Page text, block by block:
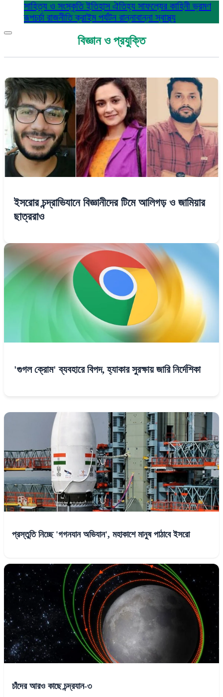
সাহিত্য ও সংস্কৃতিইতিহাস ঐতিহ্য সাফল্যের কাহিনীভ্রমণ
রূপচর্চা রাজনীতিক্রাইম পর্যটন রান্নাবান্নাস্বাস্থ্য
বিজ্ঞান ও প্রযুক্তি
ইসরোর চন্দ্রাভিযানে বিজ্ঞানীদের টিমে আলিগড় ও জামিয়ার
ছাত্ররাও
'গুগল ক্রোম' ব্যবহারে বিপদ, হ্যাকার সুরক্ষায় জারি নির্দেশিকা
প্রস্তুতি নিচ্ছে 'গগনযান অভিযান', মহাকাশে মানুষ পাঠাবে ইসরো
চাঁদের আরও কাছে চন্দ্রযান-৩